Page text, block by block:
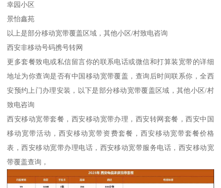
幸园小区
景怡鑫苑
以上是部分移动宽带覆盖区域，其他小区/村致电咨询
西安非移动号码携号转网
更多套餐致电或私信留言你的联系电话或微信和打算装宽带的详细
地址为你查询是否有中国移动宽带覆盖，查询后时间联系你，全西
安预约上门办理安装，以下是部分移动宽带覆盖区域，其他小区/村
致电咨询
西安移动宽带套餐，西安移动宽带办理，西安转网套餐，西安中国
移动宽带活动，西安移动宽带资费套餐，西安移动宽带套餐价格
表，西安移动宽带办理电话，西安移动宽带服务电话，西安移动宽
带覆盖查询，